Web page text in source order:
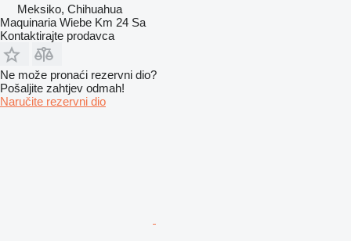
Meksiko, Chihuahua
Maquinaria Wiebe Km 24 Sa
Kontaktirajte prodavca
Ne može pronaći rezervni dio?
Pošaljite zahtjev odmah!
Naručite rezervni dio